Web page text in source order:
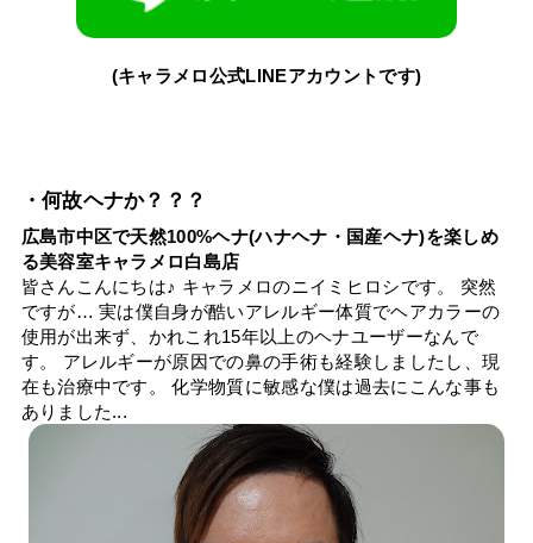
(キャラメロ公式LINEアカウントです)
・何故ヘナか？？？
広島市中区で天然100%ヘナ(ハナヘナ・国産ヘナ)を楽しめ
る美容室キャラメロ白島店
皆さんこんにちは♪ キャラメロのニイミヒロシです。 突然
ですが… 実は僕自身が酷いアレルギー体質でヘアカラーの
使用が出来ず、かれこれ15年以上のヘナユーザーなんで
す。 アレルギーが原因での鼻の手術も経験しましたし、現
在も治療中です。 化学物質に敏感な僕は過去にこんな事も
ありました...